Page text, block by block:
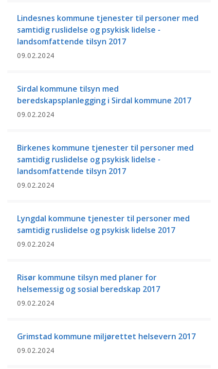
Lindesnes kommune tjenester til personer med
samtidig ruslidelse og psykisk lidelse -
landsomfattende tilsyn 2017
09.02.2024
Sirdal kommune tilsyn med
beredskapsplanlegging i Sirdal kommune 2017
09.02.2024
Birkenes kommune tjenester til personer med
samtidig ruslidelse og psykisk lidelse -
landsomfattende tilsyn 2017
09.02.2024
Lyngdal kommune tjenester til personer med
samtidig ruslidelse og psykisk lidelse 2017
09.02.2024
Risør kommune tilsyn med planer for
helsemessig og sosial beredskap 2017
09.02.2024
Grimstad kommune miljørettet helsevern 2017
09.02.2024